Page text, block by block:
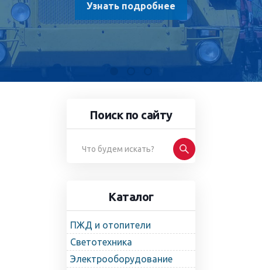
Узнать подробнее
Поиск по сайту
Каталог
ПЖД и отопители
Светотехника
Электрооборудование